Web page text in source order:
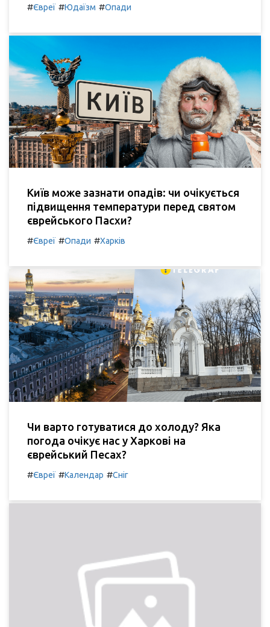
#Євреї #Юдаїзм #Опади
Київ може зазнати опадів: чи очікується
підвищення температури перед святом
єврейського Пасхи?
#Євреї #Опади #Харків
Чи варто готуватися до холоду? Яка
погода очікує нас у Харкові на
єврейський Песах?
#Євреї #Календар #Сніг